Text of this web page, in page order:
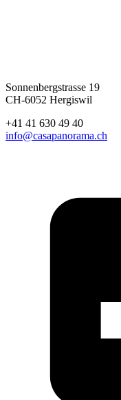
Sonnenbergstrasse 19
CH-6052 Hergiswil
+41 41 630 49 40
info@casapanorama.ch